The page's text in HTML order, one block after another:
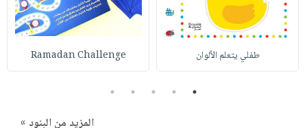
طفلي يتعلم الألوان Ramadan Challenge
1
2
3
4
5
المزيد من البنود »